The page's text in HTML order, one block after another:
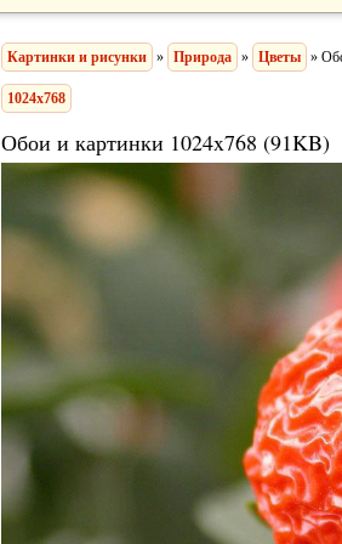
Картинки и рисунки » Природа » Цветы »
1024x768
Обои и картинки 1024x768 (91KB)